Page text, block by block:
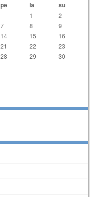
pe la su
1
2
7 8
9
14 15
16
21 22
23
28 29
30